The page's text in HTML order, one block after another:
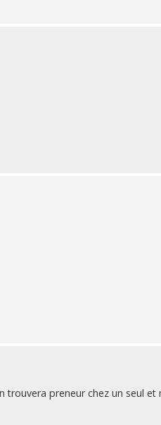
preneur chez un seul et